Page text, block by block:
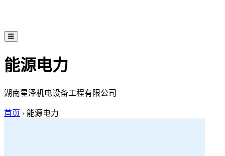
能源电力
湖南星泽机电设备工程有限公司
首页 › 能源电力